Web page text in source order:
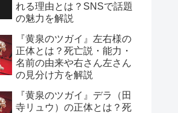
れる理由とは？SNSで話題
の魅力を解説
『黄泉のツガイ』左右様の
正体とは？死亡説・能力・
名前の由来や右さん左さん
の見分け方を解説
『黄泉のツガイ』デラ（田
寺リュウ）の正体とは？死